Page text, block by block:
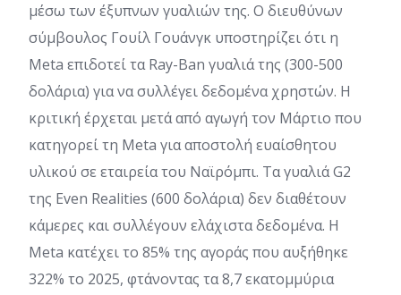
μέσω των έξυπνων γυαλιών της. Ο διευθύνων
σύμβουλος Γουίλ Γουάνγκ υποστηρίζει ότι η
Meta επιδοτεί τα Ray-Ban γυαλιά της (300-500
δολάρια) για να συλλέγει δεδομένα χρηστών. Η
κριτική έρχεται μετά από αγωγή τον Μάρτιο που
κατηγορεί τη Meta για αποστολή ευαίσθητου
υλικού σε εταιρεία του Ναϊρόμπι. Τα γυαλιά G2
της Even Realities (600 δολάρια) δεν διαθέτουν
κάμερες και συλλέγουν ελάχιστα δεδομένα. Η
Meta κατέχει το 85% της αγοράς που αυξήθηκε
322% το 2025, φτάνοντας τα 8,7 εκατομμύρια